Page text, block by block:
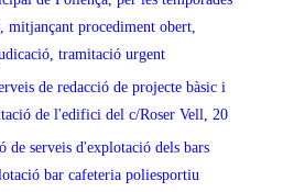
procediment obert,
tramitació urgent
de redacció de projecte bàsic i
de l'edifici del c/Roser Vell, 20
de serveis d'explotació dels bars
bar cafeteria poliesportiu